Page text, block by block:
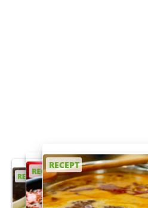
RECEPT
RECEPT
RECEPT
RECEPT
RECEPT